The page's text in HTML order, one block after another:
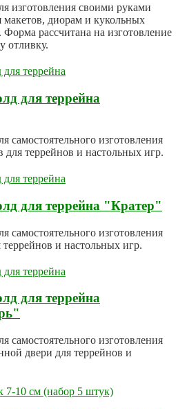
изготовления своими руками
диорам и кукольных
рассчитана на изготовление
отливку.
для террейна
самостоятельного изготовления
для террейнов и настольных игр.
для террейна "Кратер"
самостоятельного изготовления
террейнов и настольных игр.
для террейна
самостоятельного изготовления
двери для террейнов и